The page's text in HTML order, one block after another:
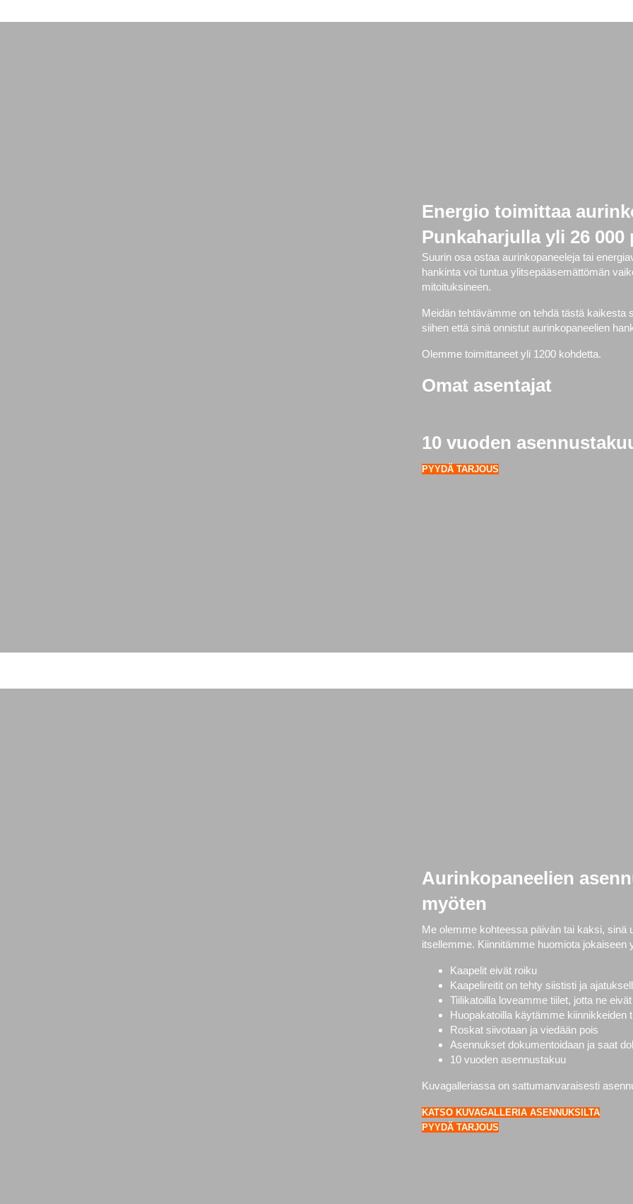
Energio toimittaa
Punkaharjulla yli 26
Suurin osa ostaa aurinkopaneeleja tai
hankinta voi tuntua ylitsepääsemättömän
mitoituksineen.
Meidän tehtävämme on tehdä tästä kaikesta
siihen että sinä onnistut aurinkopaneelien
Olemme toimittaneet yli 1200 kohdetta.
Omat asentajat
10 vuoden
PYYDÄ TARJOUS
Aurinkopaneelien
myöten
Me olemme kohteessa päivän tai kaksi,
itsellemme. Kiinnitämme huomiota
Kaapelit eivät roiku
Kaapelireitit on tehty siististi ja
Tiilikatoilla loveamme tiilet, jotta ne
Huopakatoilla käytämme
Roskat siivotaan ja viedään pois
Asennukset dokumentoidaan ja saat
10 vuoden asennustakuu
Kuvagalleriassa on sattumanvaraisesti
KATSO KUVAGALLERIA ASENNUKSILTA
PYYDÄ TARJOUS